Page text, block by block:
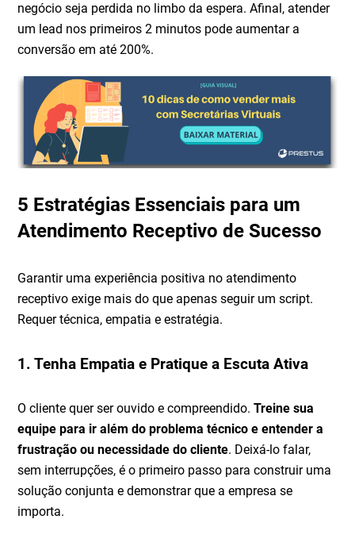
negócio seja perdida no limbo da espera. Afinal, atender
um lead nos primeiros 2 minutos pode aumentar a
conversão em até 200%.
5 Estratégias Essenciais para um
Atendimento Receptivo de Sucesso
Garantir uma experiência positiva no atendimento
receptivo exige mais do que apenas seguir um script.
Requer técnica, empatia e estratégia.
1. Tenha Empatia e Pratique a Escuta Ativa
O cliente quer ser ouvido e compreendido.Treine sua
equipe para ir além do problema técnico e entender a
frustração ou necessidade do cliente. Deixá-lo falar,
sem interrupções, é o primeiro passo para construir uma
solução conjunta e demonstrar que a empresa se
importa.